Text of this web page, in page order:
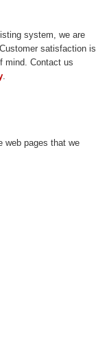
system, we are
satisfaction is
mind. Contact us
.
web pages that we